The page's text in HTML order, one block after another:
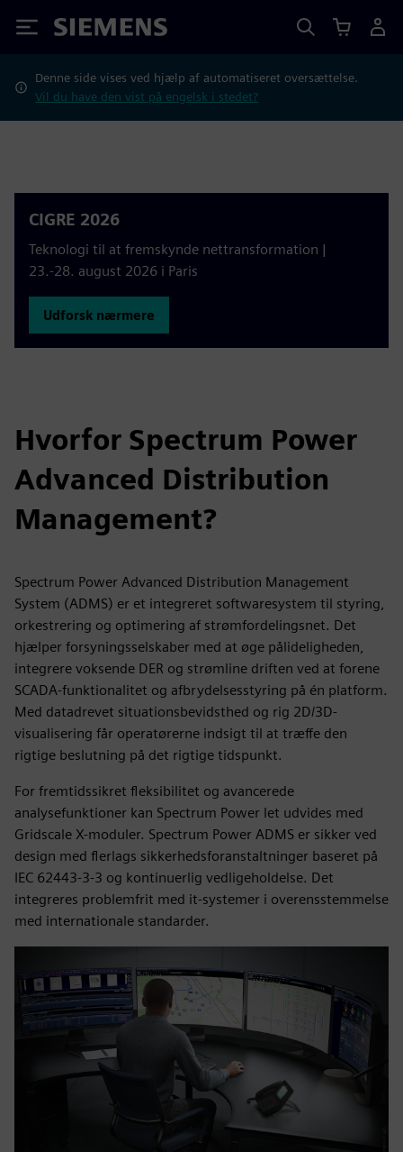
Siemens
Denne side vises ved hjælp af automatiseret oversættelse.
Vil du have den vist på engelsk i stedet?
CIGRE 2026
Teknologi til at fremskynde nettransformation |
23.-28. august 2026 i Paris
Udforsk nærmere
Hvorfor Spectrum Power
Advanced Distribution
Management?
Spectrum Power Advanced Distribution Management
System (ADMS) er et integreret softwaresystem til styring,
orkestrering og optimering af strømfordelingsnet. Det
hjælper forsyningsselskaber med at øge pålideligheden,
integrere voksende DER og strømline driften ved at forene
SCADA-funktionalitet og afbrydelsesstyring på én platform.
Med datadrevet situationsbevidsthed og rig 2D/3D-
visualisering får operatørerne indsigt til at træffe den
rigtige beslutning på det rigtige tidspunkt.
For fremtidssikret fleksibilitet og avancerede
analysefunktioner kan Spectrum Power let udvides med
Gridscale X-moduler. Spectrum Power ADMS er sikker ved
design med flerlags sikkerhedsforanstaltninger baseret på
IEC 62443-3-3 og kontinuerlig vedligeholdelse. Det
integreres problemfrit med it-systemer i overensstemmelse
med internationale standarder.